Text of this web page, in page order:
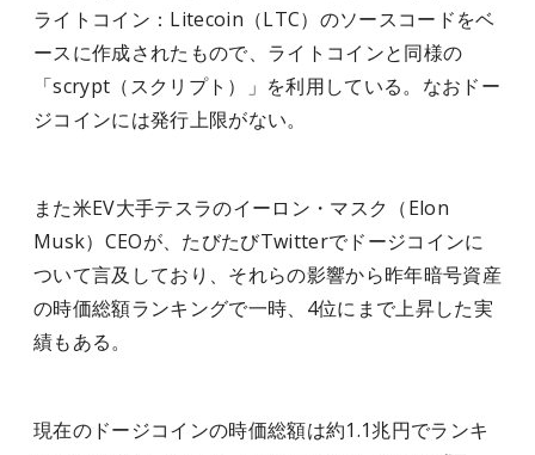
ライトコイン：Litecoin（LTC）のソースコードをベ
ースに作成されたもので、ライトコインと同様の
「scrypt（スクリプト）」を利用している。なおドー
ジコインには発行上限がない。
また米EV大手テスラのイーロン・マスク（Elon
Musk）CEOが、たびたびTwitterでドージコインに
ついて言及しており、それらの影響から昨年暗号資産
の時価総額ランキングで一時、4位にまで上昇した実
績もある。
現在のドージコインの時価総額は約1.1兆円でランキ